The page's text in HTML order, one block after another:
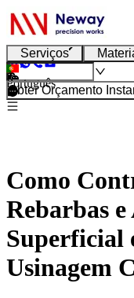
Serviços
Português
Obter Orçamento
Como
Rebarbas
Superficial
Usinagem